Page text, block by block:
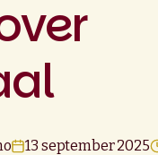
13 september 2025